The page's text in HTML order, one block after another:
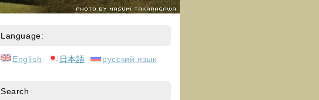
Language:
English 日本語 русский язык
Search